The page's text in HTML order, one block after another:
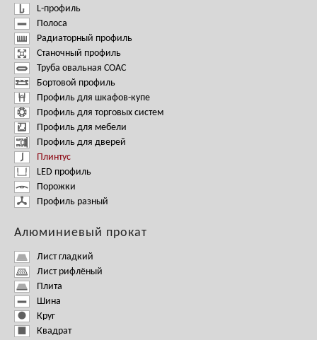
L-профиль
Полоса
Радиаторный профиль
Станочный профиль
Труба овальная СОАС
Бортовой профиль
Профиль для шкафов-купе
Профиль для торговых систем
Профиль для мебели
Профиль для дверей
Плинтус
LED профиль
Порожки
Профиль разный
Алюминиевый прокат
Лист гладкий
Лист рифлёный
Плита
Шина
Круг
Квадрат